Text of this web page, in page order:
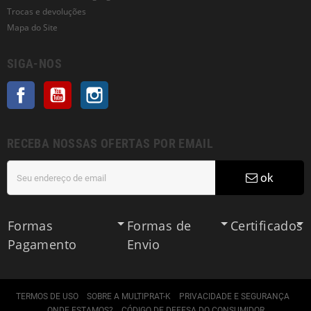
Trocas e devoluções
Mapa do Site
SIGA-NOS
Facebook YouTube
RECEBA NOSSAS OFERTAS POR EMAIL
ok
Formas
Pagamento
Formas de
Envio
Certificados
TERMOS DE USO SOBRE A MULTIPRAT-K
PRIVACIDADE E SEGURANÇA